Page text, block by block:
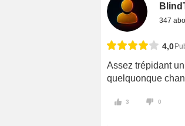
347
4,0
Assez trépidant
quelquonque
3 0